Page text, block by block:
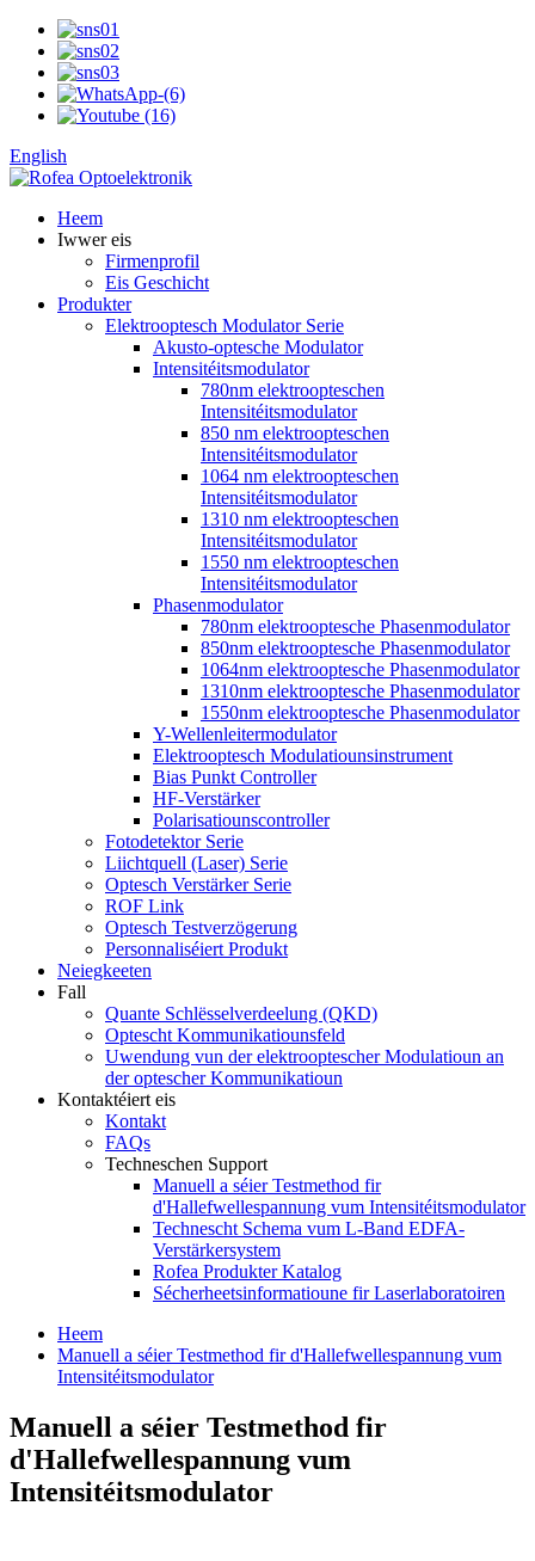
English
Heem
Iwwer eis
Firmenprofil
Eis Geschicht
Produkter
Elektrooptesch Modulator Serie
Akusto-optesche Modulator
Intensitéitsmodulator
780nm elektroopteschen
Intensitéitsmodulator
850 nm elektroopteschen
Intensitéitsmodulator
1064 nm elektroopteschen
Intensitéitsmodulator
1310 nm elektroopteschen
Intensitéitsmodulator
1550 nm elektroopteschen
Intensitéitsmodulator
Phasenmodulator
780nm elektrooptesche Phasenmodulator
850nm elektrooptesche Phasenmodulator
1064nm elektrooptesche Phasenmodulator
1310nm elektrooptesche Phasenmodulator
1550nm elektrooptesche Phasenmodulator
Y-Wellenleitermodulator
Elektrooptesch Modulatiounsinstrument
Bias Punkt Controller
HF-Verstärker
Polarisatiounscontroller
Fotodetektor Serie
Liichtquell (Laser) Serie
Optesch Verstärker Serie
ROF Link
Optesch Testverzögerung
Personnaliséiert Produkt
Neiegkeeten
Fall
Quante Schlësselverdeelung (QKD)
Optescht Kommunikatiounsfeld
Uwendung vun der elektrooptescher Modulatioun an
der optescher Kommunikatioun
Kontaktéiert eis
Kontakt
FAQs
Techneschen Support
Manuell a séier Testmethod fir
d'Hallefwellespannung vum Intensitéitsmodulator
Technescht Schema vum L-Band EDFA-
Verstärkersystem
Rofea Produkter Katalog
Sécherheetsinformatioune fir Laserlaboratoiren
Heem
Manuell a séier Testmethod fir d'Hallefwellespannung vum
Intensitéitsmodulator
Manuell a séier Testmethod fir
d'Hallefwellespannung vum
Intensitéitsmodulator